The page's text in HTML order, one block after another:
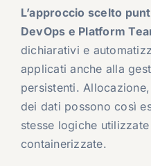
L’approccio scelto
DevOps e Platform
dichiarativi e
applicati anche alla
persistenti.
dei dati possono così
stesse logiche
containerizzate.